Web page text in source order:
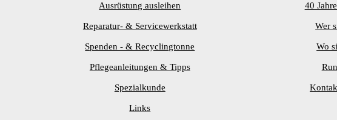
Ausrüstung ausleihen
Reparatur- & Servicewerkstatt
Spenden - & Recyclingtonne
Pflegeanleitungen & Tipps
Spezialkunde
Links
40
Wer
Wo